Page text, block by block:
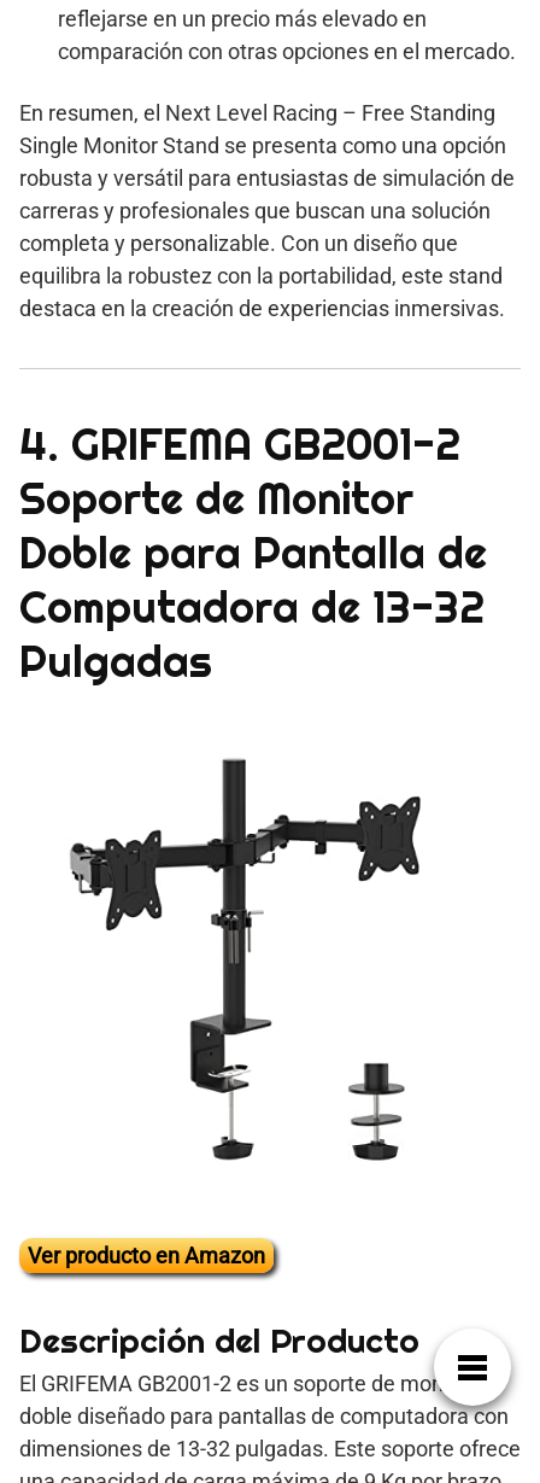
reflejarse en un precio más elevado en
comparación con otras opciones en el mercado.
En resumen, el Next Level Racing – Free Standing
Single Monitor Stand se presenta como una opción
robusta y versátil para entusiastas de simulación de
carreras y profesionales que buscan una solución
completa y personalizable. Con un diseño que
equilibra la robustez con la portabilidad, este stand
destaca en la creación de experiencias inmersivas.
4. GRIFEMA GB2001-2
Soporte de Monitor
Doble para Pantalla de
Computadora de 13-32
Pulgadas
Ver producto en Amazon
Descripción del Producto
El GRIFEMA GB2001-2 es un soporte de monitor
doble diseñado para pantallas de computadora con
dimensiones de 13-32 pulgadas. Este soporte ofrece